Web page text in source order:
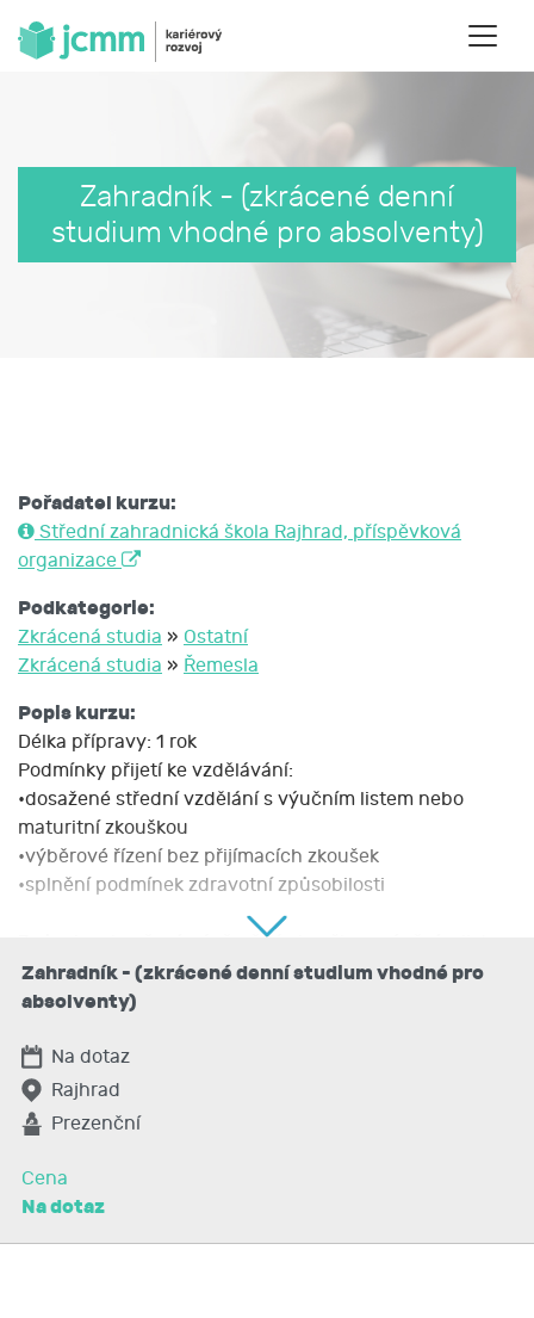
Zahradník - (zkrácené denní
studium vhodné pro absolventy)
Pořadatel kurzu:
Střední zahradnická škola Rajhrad, příspěvková
organizace
Podkategorie:
Zkrácená studia » Ostatní
Zkrácená studia » Řemesla
Popis kurzu:
Délka přípravy: 1 rok
Podmínky přijetí ke vzdělávání:
•dosažené střední vzdělání s výučním listem nebo
maturitní zkouškou
•výběrové řízení bez přijímacích zkoušek
•splnění podmínek zdravotní způsobilosti
Způsob zakončení: závěrečná zkouška s výučním listem
Druh vzdělání: zkrácené střední odborné vzdělání
Forma studia: denní
Zahradník - (zkrácené denní studium vhodné pro
absolventy)
Na dotaz
Rajhrad
Prezenční
Cena
Na dotaz